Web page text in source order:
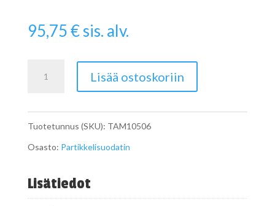
95,75€sis. alv.
Lisää ostoskoriin
Tuotetunnus (SKU): TAM10506
Osasto: Partikkelisuodatin
Lisätiedot